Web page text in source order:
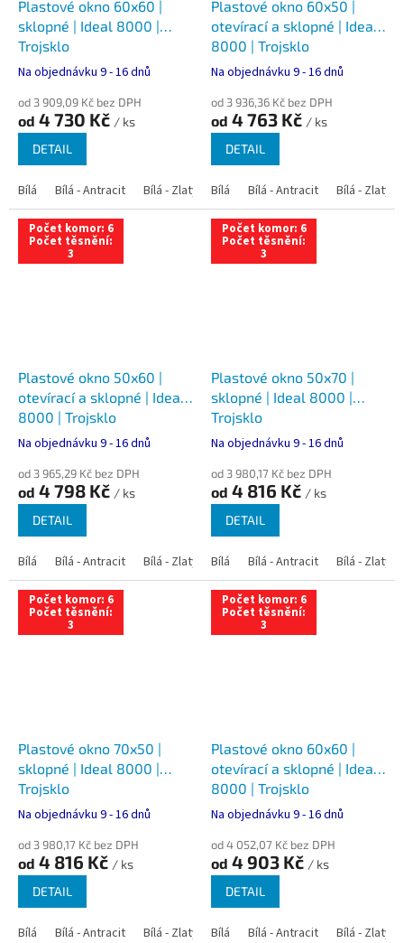
Plastové okno 60x60 |
sklopné | Ideal 8000 |
Trojsklo
Na objednávku 9 - 16 dnů
od 3 909,09 Kč bez DPH
od 4 730 Kč / ks
DETAIL
Bílá Bílá - Antracit Bílá - Zlatý dub Bílá - Tmavý dub Bílá -
Plastové okno 60x50 |
otevírací a sklopné | Ideal
8000 | Trojsklo
Na objednávku 9 - 16 dnů
od 3 936,36 Kč bez DPH
od 4 763 Kč / ks
DETAIL
Bílá Bílá - Antracit Bílá - Zlatý
Počet komor: 6
Počet těsnění:
3
Plastové okno 50x60 |
otevírací a sklopné | Ideal
8000 | Trojsklo
Na objednávku 9 - 16 dnů
od 3 965,29 Kč bez DPH
od 4 798 Kč / ks
DETAIL
Bílá Bílá - Antracit Bílá - Zlatý dub Bílá - Tmavý dub Bílá -
Počet komor: 6
Počet těsnění:
3
Plastové okno 50x70 |
sklopné | Ideal 8000 |
Trojsklo
Na objednávku 9 - 16 dnů
od 3 980,17 Kč bez DPH
od 4 816 Kč / ks
DETAIL
Bílá Bílá - Antracit Bílá - Zlatý
Počet komor: 6
Počet těsnění:
3
Plastové okno 70x50 |
sklopné | Ideal 8000 |
Trojsklo
Na objednávku 9 - 16 dnů
od 3 980,17 Kč bez DPH
od 4 816 Kč / ks
DETAIL
Bílá Bílá - Antracit Bílá - Zlatý dub Bílá - Tmavý dub Bílá -
Počet komor: 6
Počet těsnění:
3
Plastové okno 60x60 |
otevírací a sklopné | Ideal
8000 | Trojsklo
Na objednávku 9 - 16 dnů
od 4 052,07 Kč bez DPH
od 4 903 Kč / ks
DETAIL
Bílá Bílá - Antracit Bílá - Zlatý